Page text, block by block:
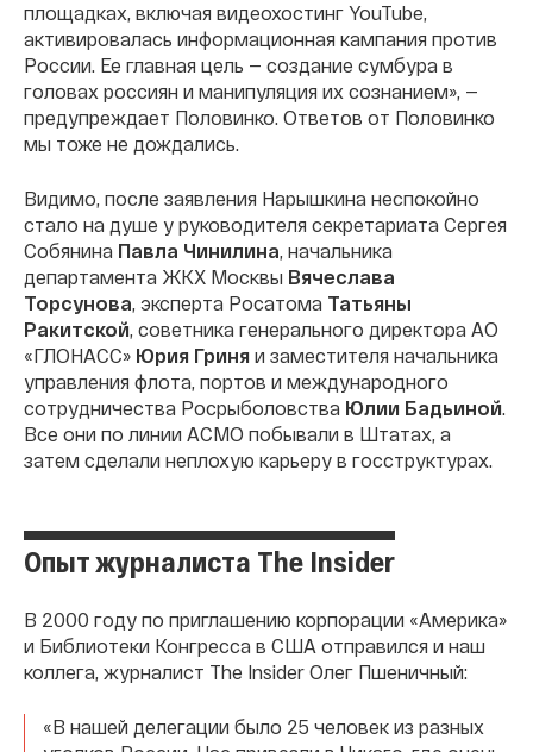
площадках, включая видеохостинг YouTube,
активировалась информационная кампания против
России. Ее главная цель — создание сумбура в
головах россиян и манипуляция их сознанием», —
предупреждает Половинко. Ответов от Половинко
мы тоже не дождались.
Видимо, после заявления Нарышкина неспокойно
стало на душе у руководителя секретариата Сергея
Собянина Павла Чинилина, начальника
департамента ЖКХ Москвы Вячеслава
Торсунова, эксперта Росатома Татьяны
Ракитской, советника генерального директора АО
«ГЛОНАСС» Юрия Гриня и заместителя начальника
управления флота, портов и международного
сотрудничества Росрыболовства Юлии Бадьиной.
Все они по линии АСМО побывали в Штатах, а
затем сделали неплохую карьеру в госструктурах.
Опыт журналиста The Insider
В 2000 году по приглашению корпорации «Америка»
и Библиотеки Конгресса в США отправился и наш
коллега, журналист The Insider Олег Пшеничный:
«В нашей делегации было 25 человек из разных